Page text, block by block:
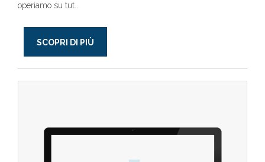
operiamo su tut..
SCOPRI DI PIÙ